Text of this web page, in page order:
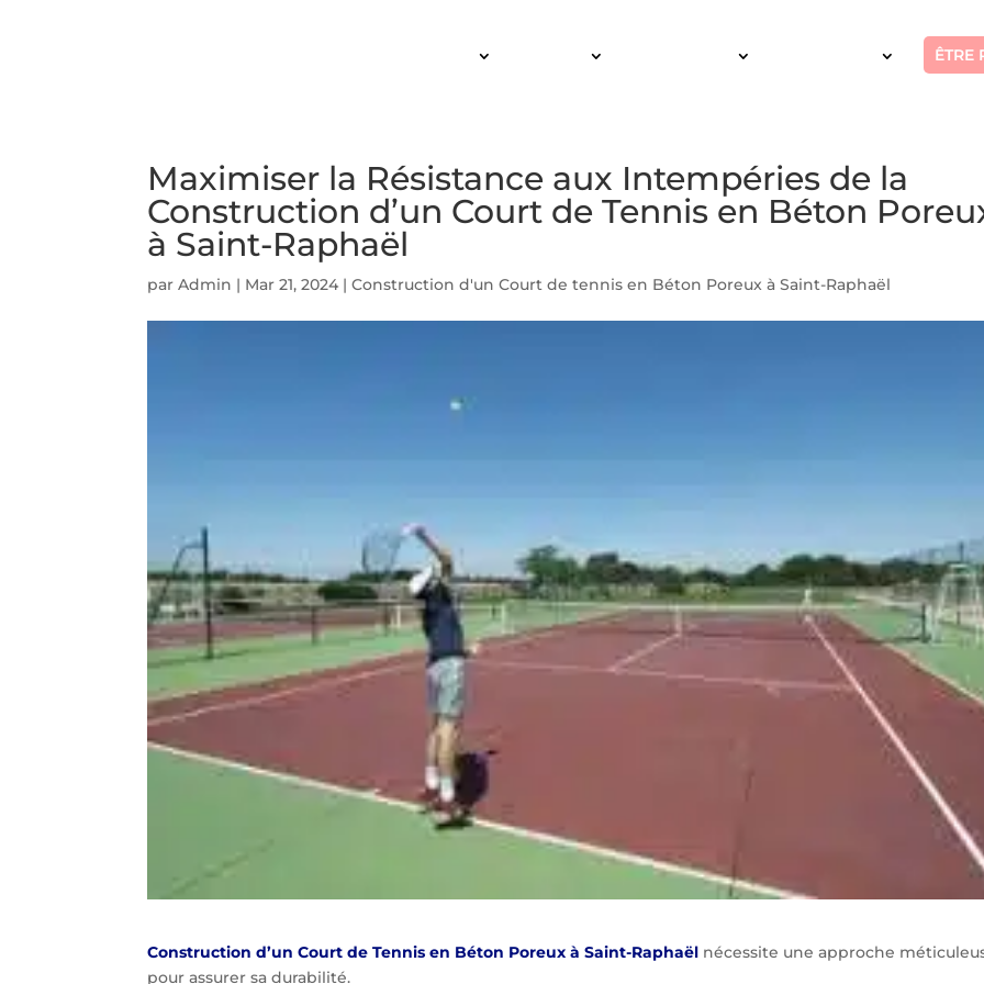
ÊTRE
Maximiser la Résistance aux Intempéries de la
Construction d’un Court de Tennis en Béton
à Saint-Raphaël
parAdmin | Mar 21, 2024 |Construction d'un Court de tennis en Béton Poreux à Saint-Raphaël
Construction d’un Court de Tennis en Béton Poreux à Saint-Raphaël nécessite une approche
pour assurer sa durabilité.